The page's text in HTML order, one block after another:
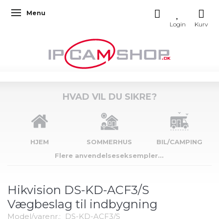
Skifte navigation
Menu
HVAD VIL DU SIKRE?
HJEM SOMMERHUS
BIL/CAMPING
Flere anvendelseseksempler...
Hikvision DS-KD-ACF3/S
Vægbeslag til indbygning
Model/varenr.: DS-KD-ACF3/S